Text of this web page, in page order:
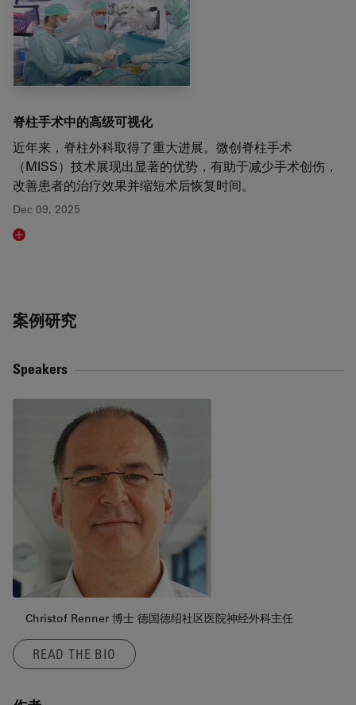
脊柱手术中的高级可视化
近年来，脊柱外科取得了重大进展。微创脊柱手术
（MISS）技术展现出显著的优势，有助于减少手术创伤，
改善患者的治疗效果并缩短术后恢复时间。
Dec 09, 2025
Read article
案例研究
Speakers
Christof Renner 博士 德国德绍社区医院神经外科主任
READ THE BIO